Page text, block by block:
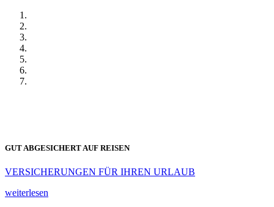
GUT ABGESICHERT AUF REISEN
VERSICHERUNGEN FÜR IHREN URLAUB
weiterlesen